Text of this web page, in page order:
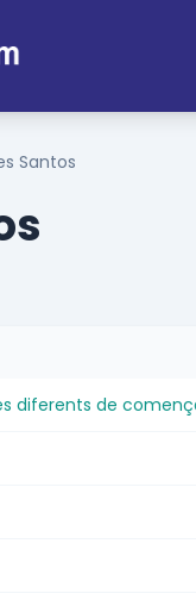
Santos
diferents de